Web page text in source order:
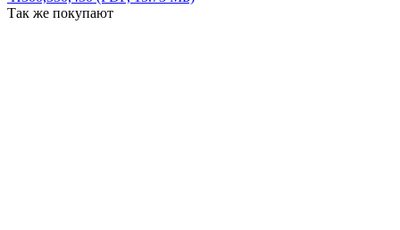
Так же покупают